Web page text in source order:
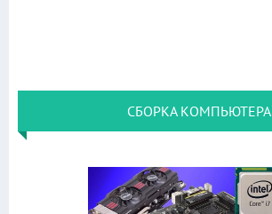
СБОРКА КОМПЬЮТЕРА